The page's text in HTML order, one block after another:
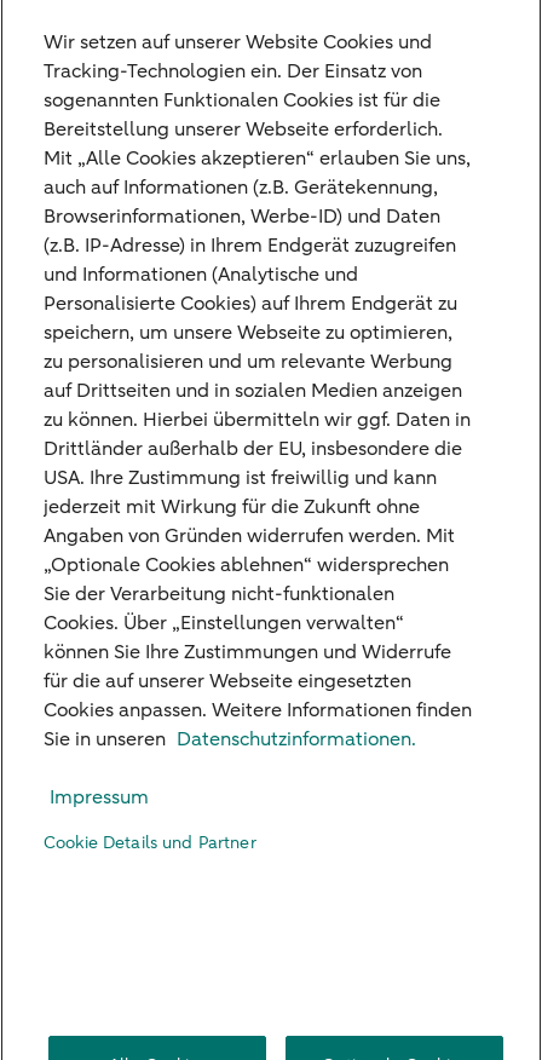
Anleihenmärkte weiterhin von einer starken
technischen Unterstützung und einer robusten
Emissionstätigkeit profitieren.
Wir bleiben im mittleren Bereich der
Zinsstrukturkurve optimistisch, insbesondere im
Fünfjahressegment, wo die Bewertungen angesichts
der politischen Unsicherheit und des Durationsrisiken
am langen Ende am attraktivsten erscheinen.
Redaktionsschluss: donnerstags, 15:00 Uhr
Der vollständige Marktbericht steht unseren
Kunden wöchentlich zur Verfügung.
Tags
Wochenkommentar
Unsere Niederlassungen
Standpunkte
Kontakt
Wir setzen auf unserer Website Cookies und
Tracking-Technologien ein. Der Einsatz von
sogenannten Funktionalen Cookies ist für die
Bereitstellung unserer Webseite erforderlich.
Mit „Alle Cookies akzeptieren“ erlauben Sie uns,
auch auf Informationen (z.B. Gerätekennung,
Browserinformationen, Werbe-ID) und Daten
(z.B. IP-Adresse) in Ihrem Endgerät zuzugreifen
und Informationen (Analytische und
Personalisierte Cookies) auf Ihrem Endgerät zu
speichern, um unsere Webseite zu optimieren,
zu personalisieren und um relevante Werbung
auf Drittseiten und in sozialen Medien anzeigen
zu können. Hierbei übermitteln wir ggf. Daten in
Drittländer außerhalb der EU, insbesondere die
USA. Ihre Zustimmung ist freiwillig und kann
jederzeit mit Wirkung für die Zukunft ohne
Angaben von Gründen widerrufen werden. Mit
„Optionale Cookies ablehnen“ widersprechen
Sie der Verarbeitung nicht-funktionalen
Cookies. Über „Einstellungen verwalten“
können Sie Ihre Zustimmungen und Widerrufe
für die auf unserer Webseite eingesetzten
Cookies anpassen. Weitere Informationen finden
Sie in unseren Datenschutzinformationen.
Impressum
Cookie Details und Partner